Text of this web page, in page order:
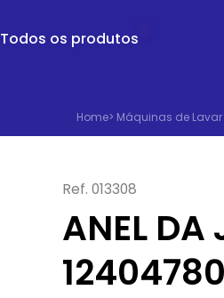
Todos os produtos
Home> Máquinas de
Ref. 013308
ANEL DA